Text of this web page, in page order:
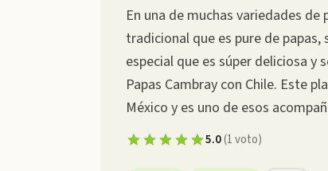
En una de muchas variedades
tradicional que es pure de papas,
especial que es súper deliciosa y
Papas Cambray con Chile. Este
México y es uno de esos
5.0(1voto)